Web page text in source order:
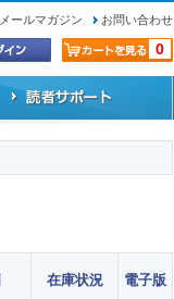
メールマガジン お問い合わせ
0
在庫状況 電子版